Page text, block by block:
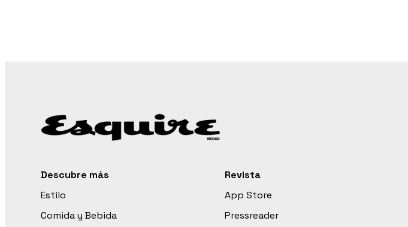
Descubre más
Estilo
Comida y Bebida
Revista
App Store
Pressreader